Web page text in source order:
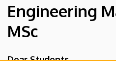
Kar
Engineering
MSc
Dear Students,